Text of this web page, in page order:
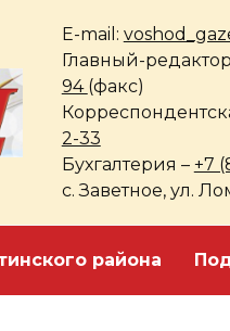
E-mail:
Главный-
94 (факс)
2-33
Бухгалтерия – +7
с. Заветное, ул.
района